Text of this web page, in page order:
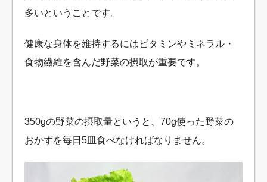
多いということです。
健康な身体を維持するにはビタミンやミネラル・
食物繊維を含んだ野菜の摂取が重要です。
350gの野菜の摂取量というと、70g使った野菜の
おかずを毎日5皿食べなければなりません。